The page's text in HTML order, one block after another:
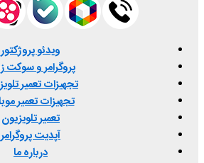
ویدئو پروژکتور
پروگرامر و سوکت
تجهیزات تعمیر
تجهیزات تعمیر
تعمیر تلویزیون
آپدیت پروگرامر
درباره ما